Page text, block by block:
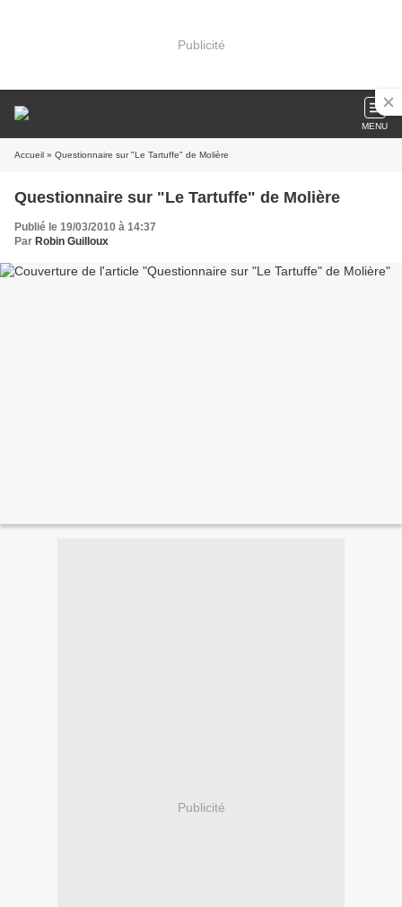
Publicité
MENU
Accueil » Questionnaire sur "Le Tartuffe" de Molière
Questionnaire sur "Le Tartuffe" de Molière
Publié le 19/03/2010 à 14:37
Par Robin Guilloux
Publicité